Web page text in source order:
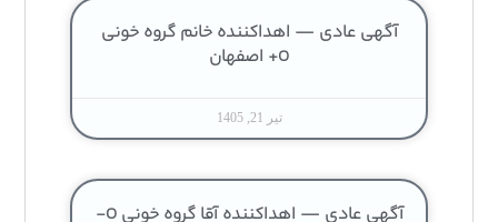
آگهی عادی — اهداکننده خانم گروه خونی
O+ اصفهان
تیر 21, 1405
آگهی عادی — اهداکننده آقا گروه خونی O-